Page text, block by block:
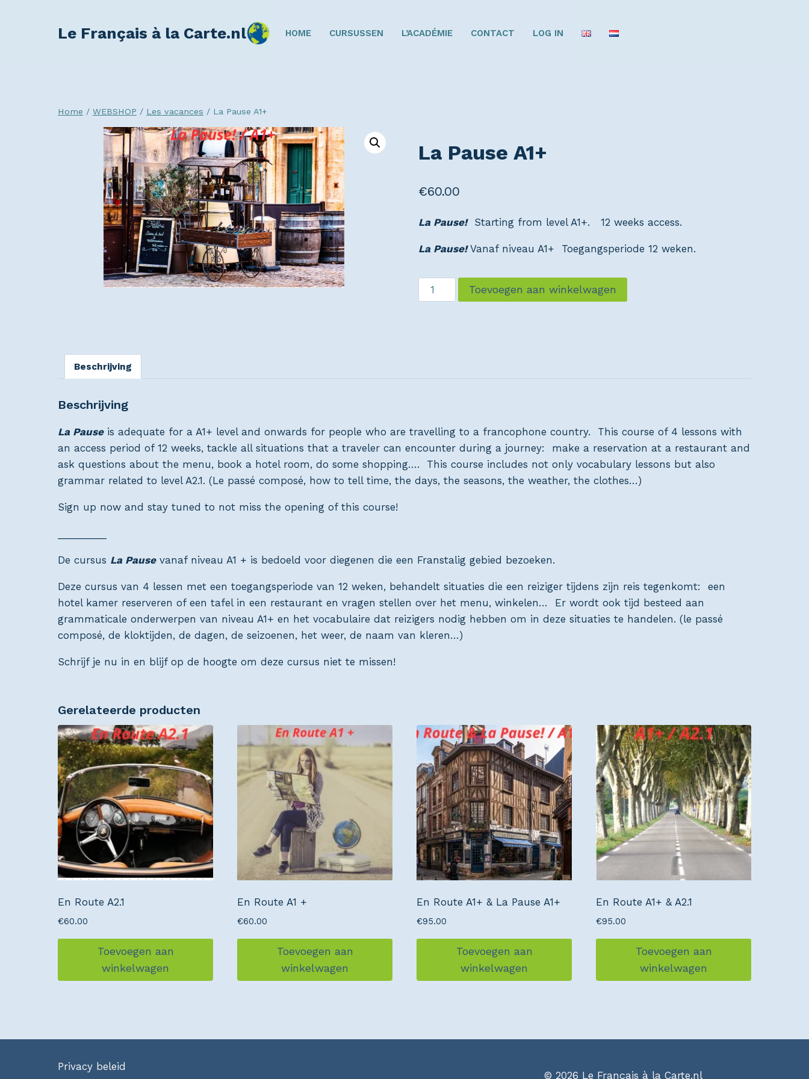
Le Français à la Carte.nl HOME CURSUSSEN L’ACADÉMIE CONTACT LOG IN
Home / WEBSHOP / Les vacances / La Pause A1+
La Pause A1+
€60.00
La Pause!Starting from level A1+. 12 weeks access.
La Pause!Vanaf niveau A1+ Toegangsperiode 12 weken.
Toevoegen aan winkelwagen
Beschrijving
Beschrijving
La Pauseis adequate for a A1+ level and onwards for people who are travelling to a francophone country. This course of 4 lessons with
an access period of 12 weeks, tackle all situations that a traveler can encounter during a journey: make a reservation at a restaurant and
ask questions about the menu, book a hotel room, do some shopping…. This course includes not only vocabulary lessons but also
grammar related to level A2.1. (Le passé composé, how to tell time, the days, the seasons, the weather, the clothes…)
Sign up now and stay tuned to not miss the opening of this course!
De cursus La Pausevanaf niveau A1 + is bedoeld voor diegenen die een Franstalig gebied bezoeken.
Deze cursus van 4 lessen met een toegangsperiode van 12 weken, behandelt situaties die een reiziger tijdens zijn reis tegenkomt: een
hotel kamer reserveren of een tafel in een restaurant en vragen stellen over het menu, winkelen… Er wordt ook tijd besteed aan
grammaticale onderwerpen van niveau A1+ en het vocabulaire dat reizigers nodig hebben om in deze situaties te handelen. (le passé
composé, de kloktijden, de dagen, de seizoenen, het weer, de naam van kleren…)
Schrijf je nu in en blijf op de hoogte om deze cursus niet te missen!
Gerelateerde producten
En Route A2.1
€60.00
Toevoegen aan
winkelwagen
En Route A1 +
€60.00
Toevoegen aan
winkelwagen
En Route A1+ & La Pause A1+
€95.00
Toevoegen aan
winkelwagen
En Route A1+ & A2.1
€95.00
Toevoegen aan
winkelwagen
Privacy beleid
© 2026 Le Français à la Carte.nl